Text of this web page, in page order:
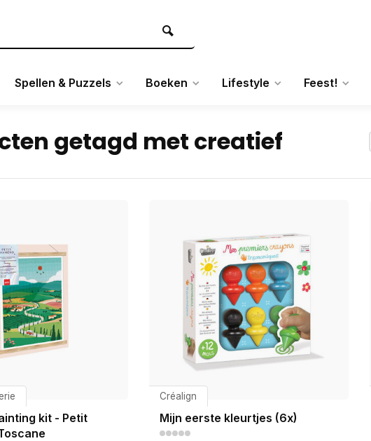
Spellen & Puzzels Boeken Lifestyle Feest!
getagd met creatief
kit - Petit
Créalign
Mijn eerste kleurtjes (6x)